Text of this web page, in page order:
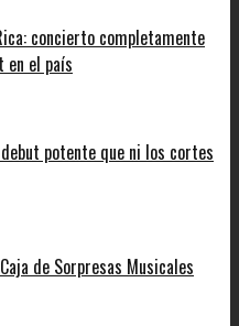
concierto completamente
en el país
debut potente que ni los cortes
de Sorpresas Musicales